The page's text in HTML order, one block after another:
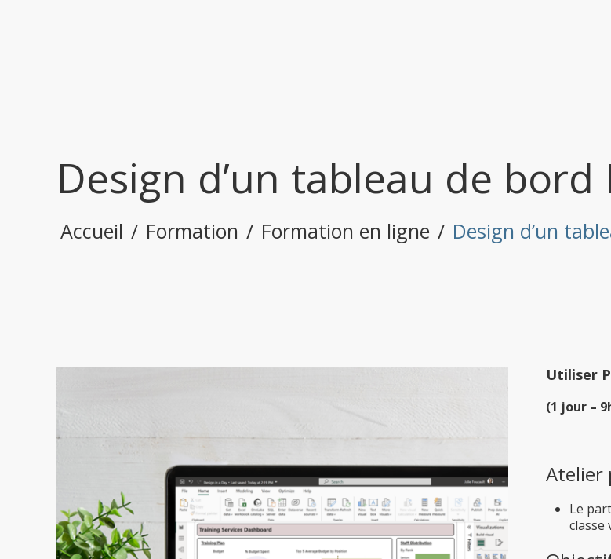
Design d’un tableau de
Accueil / Formation / Formation en ligne / Design d’un
Utiliser
(1 jour –
Atelier
Le
classe